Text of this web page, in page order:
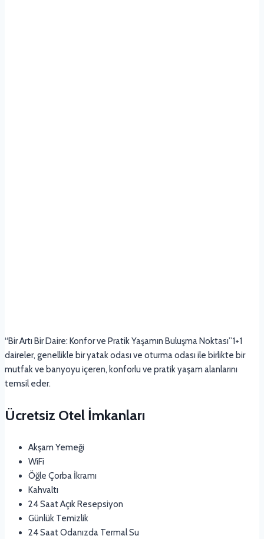
“Bir Artı Bir Daire: Konfor ve Pratik Yaşamın Buluşma Noktası”1+1
daireler, genellikle bir yatak odası ve oturma odası ile birlikte bir
mutfak ve banyoyu içeren, konforlu ve pratik yaşam alanlarını
temsil eder.
Ücretsiz Otel İmkanları
Akşam Yemeği
WiFi
Öğle Çorba İkramı
Kahvaltı
24 Saat Açık Resepsiyon
Günlük Temizlik
24 Saat Odanızda Termal Su